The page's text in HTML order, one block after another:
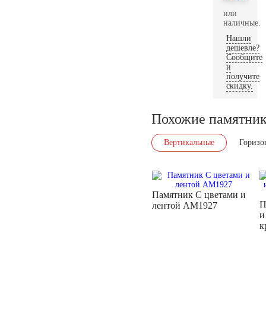
или
наличные.
Нашли
дешевле?
Сообщите
и
получите
скидку.
Похожие
Вертикальные
Памятник С цветами и
лентой AM1927